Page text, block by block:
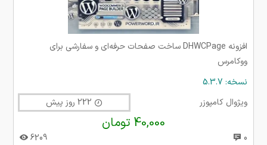
افزونه DHWCPage ساخت صفحات حرفه‌ای و سفارشی برای
ووکامرس
نسخه: 5.3.7
ویژوال کامپوزر
40,000 تومان
0
6209